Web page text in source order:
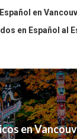
en
en Español al
en